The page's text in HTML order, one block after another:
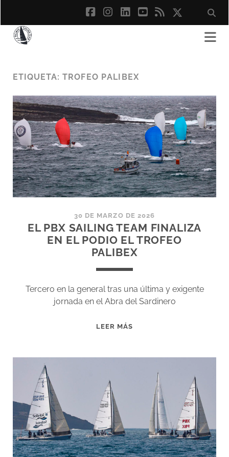
facebook
instagram
linkedinyoutube
rss
ETIQUETA: TROFEO PALIBEX
30 DE MARZO DE 2026
EL PBX SAILING TEAM FINALIZA
EN EL PODIO EL TROFEO
PALIBEX
Tercero en la general tras una última y exigente
jornada en el Abra del Sardinero
LEER MÁS
FINALIZA
PODIO
TROFEO
PALIBEX